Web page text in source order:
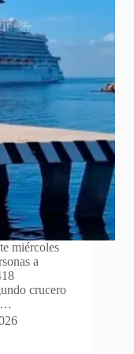
miércoles
a
crucero